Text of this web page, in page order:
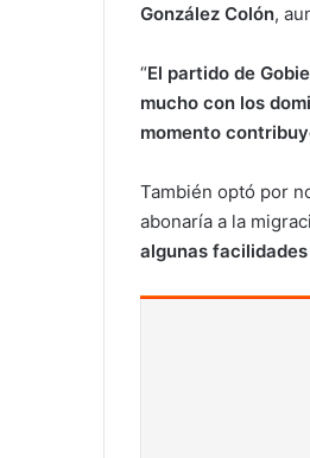
González Colón,
“El partido de
mucho con los
momento
También optó por
abonaría a la
algunas